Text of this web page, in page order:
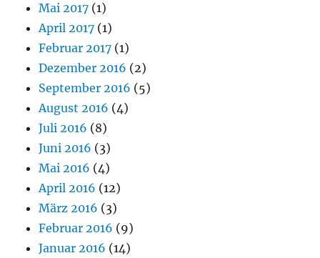
Mai 2017 (1)
April 2017 (1)
Februar 2017 (1)
Dezember 2016 (2)
September 2016 (5)
August 2016 (4)
Juli 2016 (8)
Juni 2016 (3)
Mai 2016 (4)
April 2016 (12)
März 2016 (3)
Februar 2016 (9)
Januar 2016 (14)